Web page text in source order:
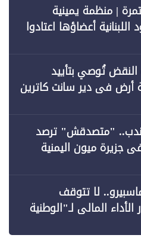
| منظمة يمينية
أعضاؤها اعتادوا
تُوصي بتأييد
29 قطعة أرض في دير سانت كاترين
"متصدقش" ترصد
جزيرة ميون اليمنية
لا تتوقف
المالي لـ"الوطنية